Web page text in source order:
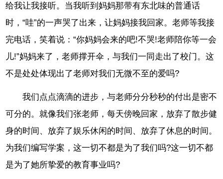
给我让我接听。当我听到妈妈那带有东北味的普通话
时，“哇”的一声哭了出来，让妈妈接我回家。老师等我接
完电话，笑着说：“你妈妈会来的吧!不哭!老师陪你等一会
儿!”妈妈来了，老师撑开伞，与我们一同走出了校门。这
不是处处体现出了老师对我们无微不至的爱吗?
我们点点滴滴的进步，与老师分分秒秒的付出是密不
可分的。就像我们张老师，每天傍晚回家，放弃了散步健
身的时间、放弃了娱乐休闲的时间、放弃了休息的时间。
为我们编写学案，这一切不都是为了我们吗?这一切不都
是为了她所挚爱的教育事业吗?